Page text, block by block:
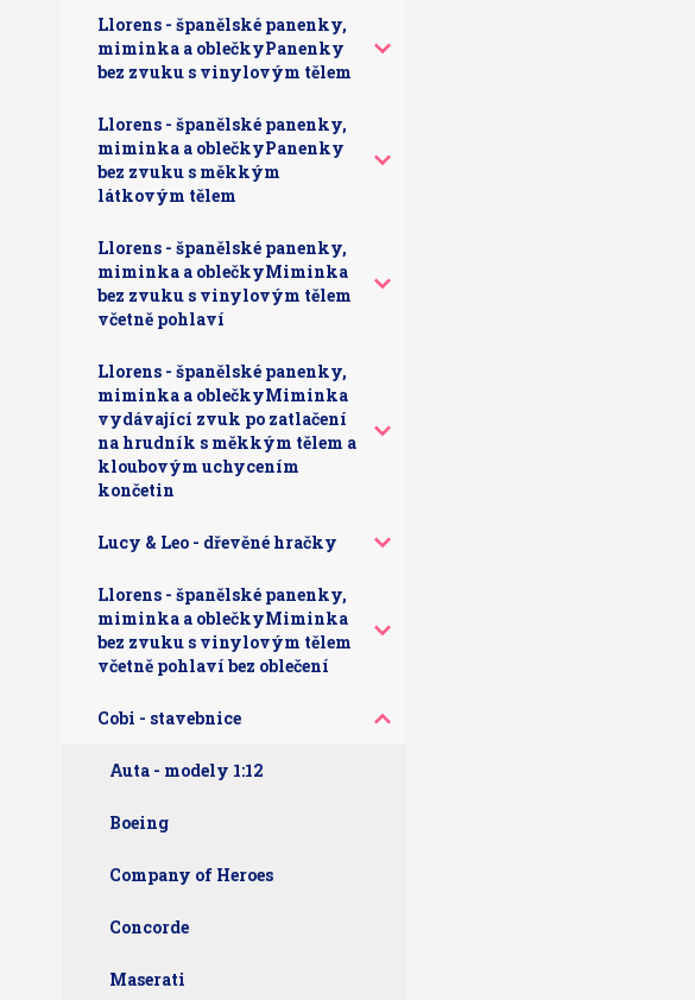
Llorens - španělské panenky,
miminka a oblečkyPanenky
bez zvuku s vinylovým tělem
Llorens - španělské panenky,
miminka a oblečkyPanenky
bez zvuku s měkkým
látkovým tělem
Llorens - španělské panenky,
miminka a oblečkyMiminka
bez zvuku s vinylovým tělem
včetně pohlaví
Llorens - španělské panenky,
miminka a oblečkyMiminka
vydávající zvuk po zatlačení
na hrudník s měkkým tělem a
kloubovým uchycením
končetin
Lucy & Leo - dřevěné hračky
Llorens - španělské panenky,
miminka a oblečkyMiminka
bez zvuku s vinylovým tělem
včetně pohlaví bez oblečení
Cobi - stavebnice
Auta - modely 1:12
Boeing
Company of Heroes
Concorde
Maserati